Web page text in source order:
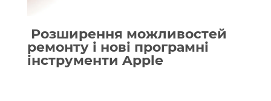
Розширення можливостей
ремонту і нові програмні
інструменти Apple